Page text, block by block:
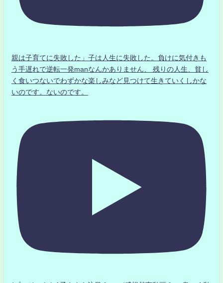
親は子育てに失敗した」子は人生に失敗した。負けに気付きも
う手遅れで逆転一発manなんかありません、 残りの人生、貧し
く食いつないでわずかな楽しみなど見つけて生きていくしかな
いのです。ないのです。